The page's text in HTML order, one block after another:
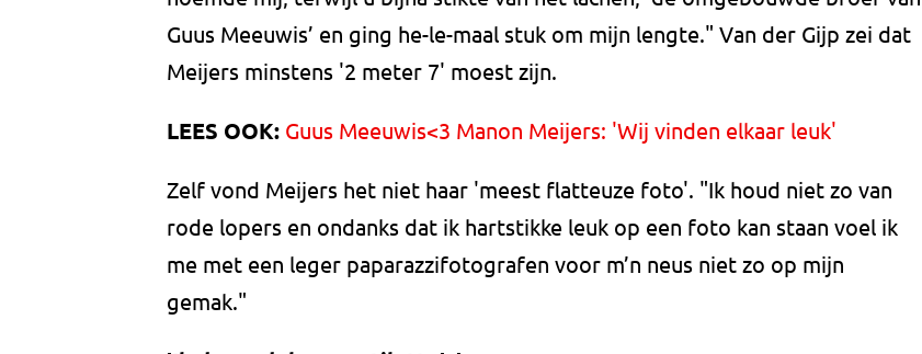
Guus Meeuwis’ en ging he-le-maal stuk om mijn lengte." Van der Gijp zei dat
Meijers minstens '2 meter 7' moest zijn.
LEES OOK: Guus Meeuwis<3 Manon Meijers: 'Wij vinden elkaar leuk'
Zelf vond Meijers het niet haar 'meest flatteuze foto'. "Ik houd niet zo van
rode lopers en ondanks dat ik hartstikke leuk op een foto kan staan voel ik
me met een leger paparazzifotografen voor m’n neus niet zo op mijn
gemak."